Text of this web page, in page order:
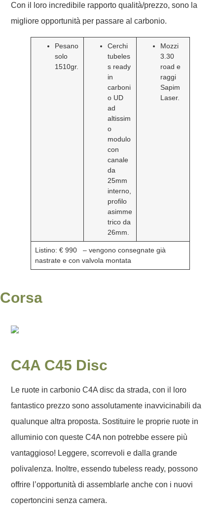
Con il loro incredibile rapporto qualità/prezzo, sono la
migliore opportunità per passare al carbonio.
Pesano
solo
1510gr.
Cerchi
tubeles
s ready
in
carboni
o UD
ad
altissim
o
modulo
con
canale
da
25mm
interno,
profilo
asimme
trico da
26mm.
Mozzi
3.30
road e
raggi
Sapim
Laser.
Listino: € 990– vengono consegnate già
nastrate e con valvola montata
Corsa
C4A C45 Disc
Le ruote in carbonio C4A disc da strada, con il loro
fantastico prezzo sono assolutamente inavvicinabili da
qualunque altra proposta. Sostituire le proprie ruote in
alluminio con queste C4A non potrebbe essere più
vantaggioso! Leggere, scorrevoli e dalla grande
polivalenza. Inoltre, essendo tubeless ready, possono
offrire l’opportunità di assemblarle anche con i nuovi
copertoncini senza camera.